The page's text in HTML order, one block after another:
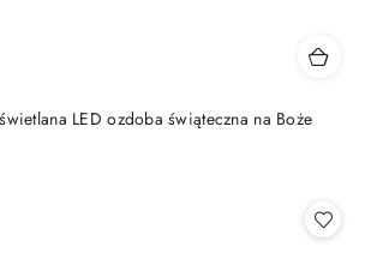
LED ozdoba świąteczna na Boże